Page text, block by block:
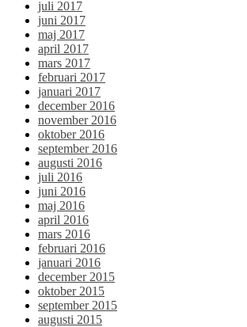
juli 2017
juni 2017
maj 2017
april 2017
mars 2017
februari 2017
januari 2017
december 2016
november 2016
oktober 2016
september 2016
augusti 2016
juli 2016
juni 2016
maj 2016
april 2016
mars 2016
februari 2016
januari 2016
december 2015
oktober 2015
september 2015
augusti 2015